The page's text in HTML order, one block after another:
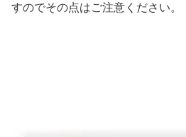
すのでその点はご注意ください。